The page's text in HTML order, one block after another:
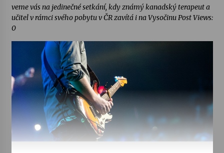
veme vás na jedinečné setkání, kdy známý kanadský terapeut a
učitel v rámci svého pobytu v ČR zavítá i na Vysočinu Post Views:
0